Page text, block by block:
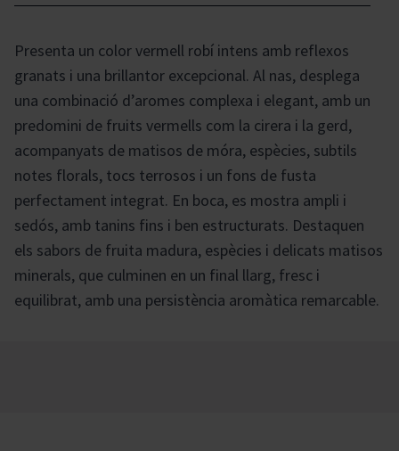
Presenta un color vermell robí intens amb reflexos
granats i una brillantor excepcional. Al nas, desplega
una combinació d’aromes complexa i elegant, amb un
predomini de fruits vermells com la cirera i la gerd,
acompanyats de matisos de móra, espècies, subtils
notes florals, tocs terrosos i un fons de fusta
perfectament integrat. En boca, es mostra ampli i
sedós, amb tanins fins i ben estructurats. Destaquen
els sabors de fruita madura, espècies i delicats matisos
minerals, que culminen en un final llarg, fresc i
equilibrat, amb una persistència aromàtica remarcable.